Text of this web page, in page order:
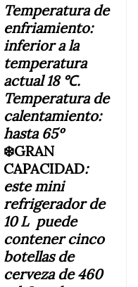
Temperatura de
enfriamiento:
inferior a la
temperatura
actual 18 ℃.
Temperatura de
calentamiento:
hasta 65º
❄️GRAN
CAPACIDAD:
este mini
refrigerador de
10 L puede
contener cinco
botellas de
cerveza de 460